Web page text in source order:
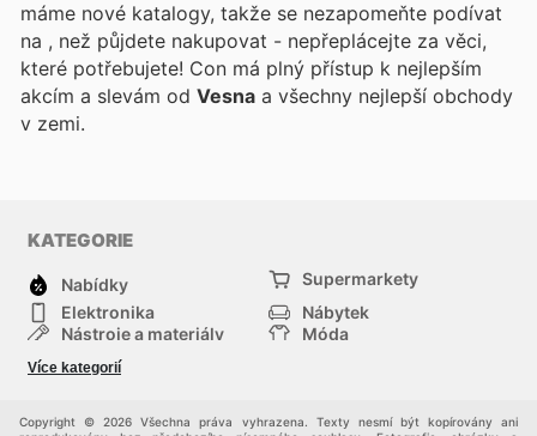
máme nové katalogy, takže se nezapomeňte podívat
na , než půjdete nakupovat - nepřeplácejte za věci,
které potřebujete! Con má plný přístup k nejlepším
akcím a slevám od Vesna a všechny nejlepší obchody
v zemi.
KATEGORIE
Nabídky
Supermarkety
Elektronika
Nábytek
Nástroje a materiály
Móda
Děti
Více kategorií
Copyright © 2026 Všechna práva vyhrazena. Texty nesmí být kopírovány ani